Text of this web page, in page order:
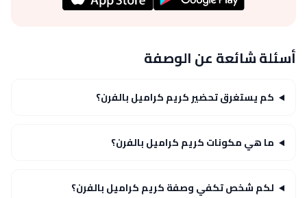
أسئلة شائعة عن الوصفة
كم يستغرق تحضير كريم كراميل بالفرن؟
ما هي مكونات كريم كراميل بالفرن؟
لكم شخص تكفي وصفة كريم كراميل بالفرن؟